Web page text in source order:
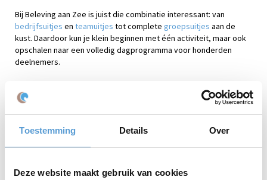
Toestemming Details Over
Deze website maakt gebruik van cookies
Bij Beleving aan Zee is juist die combinatie interessant: van
bedrijfsuitjes en teamuitjes tot complete groepsuitjes aan de
kust. Daardoor kun je klein beginnen met één activiteit, maar ook
opschalen naar een volledig dagprogramma voor honderden
deelnemers.
Praktische tips voor dit bedrijfsuitje
Bepaal eerst het doel: ontspannen, samenwerken, vieren of
kennismaken.
sprinten tussen ontvangst, spel en diner.